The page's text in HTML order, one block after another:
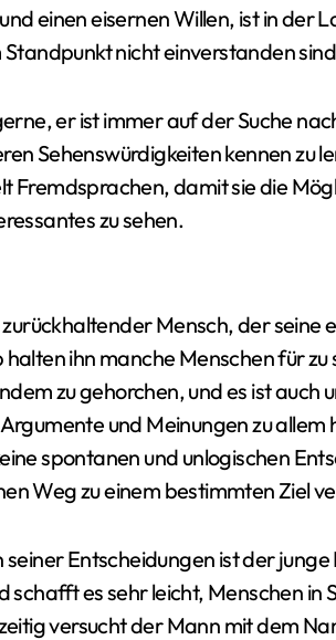
einen eisernen Willen, ist in der
Standpunkt nicht einverstanden
er ist immer auf der Suche
Sehenswürdigkeiten kennen zu
Fremdsprachen, damit sie die
zu sehen.
Mensch, der seine
ihn manche Menschen für
zu gehorchen, und es ist auch
und Meinungen zu
spontanen und unlogischen
Weg zu einem bestimmten Ziel
seiner Entscheidungen ist der
schafft es sehr leicht, Menschen in
versucht der Mann mit dem